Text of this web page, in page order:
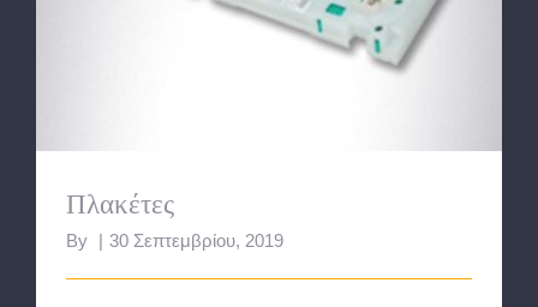
Πλακέτες
By 30 Σεπτεμβρίου, 2019